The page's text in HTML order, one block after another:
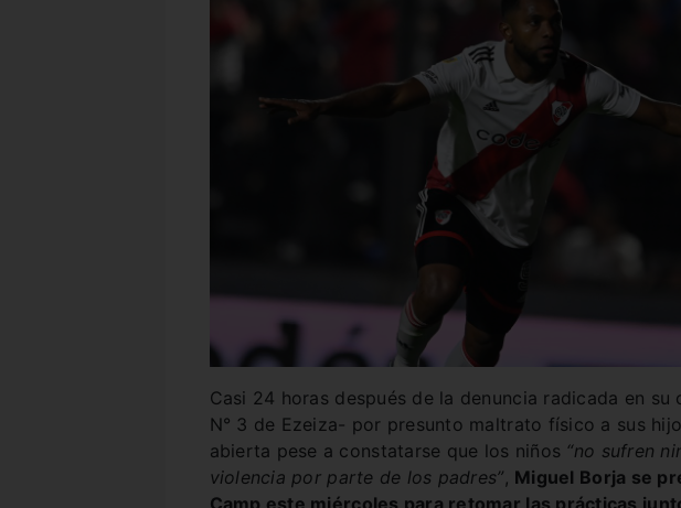
Casi 24 horas después de la denuncia radicada en su
N° 3 de Ezeiza- por presunto maltrato físico a sus
abierta pese a constatarse que los niños “no sufren
violencia por parte de los padres”, Miguel Borja se
Camp este miércoles para retomar las prácticas